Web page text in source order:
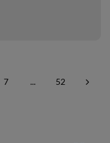
7 ... 52